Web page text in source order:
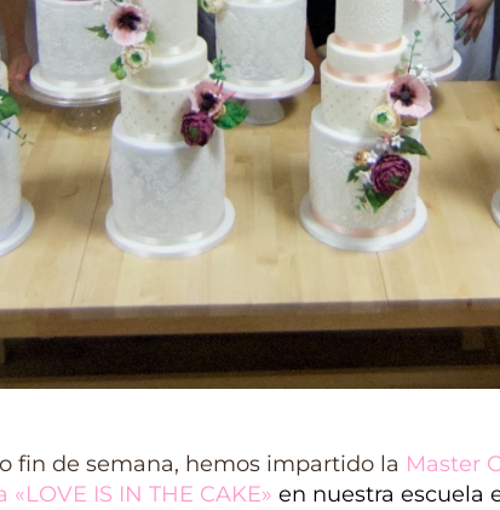
fin de semana, hemos impartido la Master
«LOVE IS IN THE CAKE» en nuestra escuela